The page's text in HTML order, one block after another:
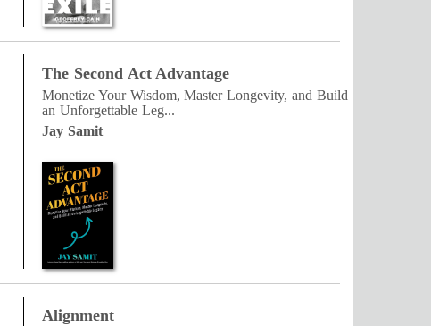
The Second Act Advantage
Monetize Your Wisdom, Master Longevity, and Build
an Unforgettable Leg...
Jay Samit
Alignment